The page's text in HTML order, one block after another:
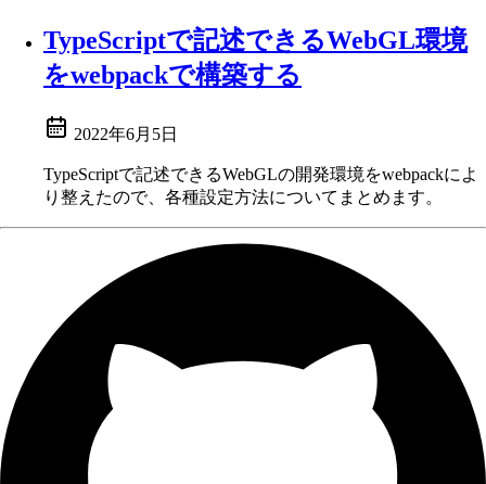
TypeScriptで記述できるWebGL環境
をwebpackで構築する
2022年6月5日
TypeScriptで記述できるWebGLの開発環境をwebpackによ
り整えたので、各種設定方法についてまとめます。